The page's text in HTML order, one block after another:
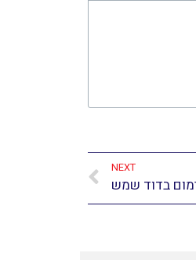
NEXT
בדוד שמש